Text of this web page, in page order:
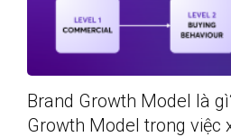
Brand Growth Model là
Growth Model trong việc